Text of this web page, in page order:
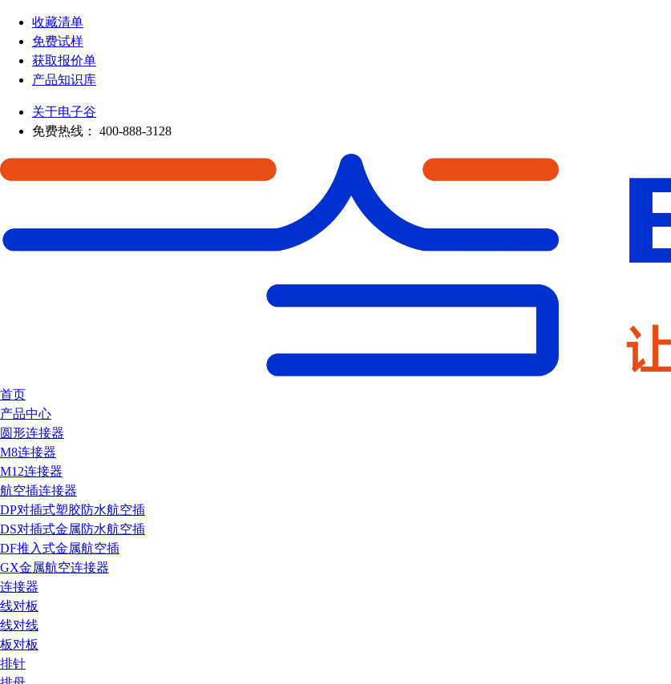
收藏清单
免费试样
获取报价单
产品知识库
关于电子谷
免费热线：
400-888-3128
首页
产品中心
圆形连接器
M8连接器
M12连接器
航空插连接器
DP对插式塑胶防水航空插
DS对插式金属防水航空插
DF推入式金属航空插
GX金属航空连接器
连接器
线对板
线对线
板对板
排针